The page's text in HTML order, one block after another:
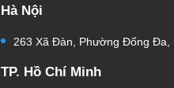
Hà Nội
263 Xã Đàn, Phường Đống Đa,
TP. Hồ Chí Minh